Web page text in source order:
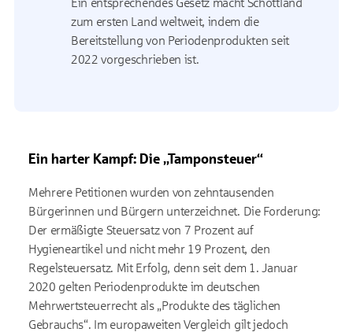
zum ersten Land weltweit, indem die
Bereitstellung von Periodenprodukten seit
2022 vorgeschrieben ist.
Ein harter Kampf: Die „Tamponsteuer“
Mehrere Petitionen wurden von zehntausenden
Bürgerinnen und Bürgern unterzeichnet. Die Forderung:
Der ermäßigte Steuersatz von 7 Prozent auf
Hygieneartikel und nicht mehr 19 Prozent, den
Regelsteuersatz. Mit Erfolg, denn seit dem 1. Januar
2020 gelten Periodenprodukte im deutschen
Mehrwertsteuerrecht als „Produkte des täglichen
Gebrauchs“. Im europaweiten Vergleich gilt jedoch